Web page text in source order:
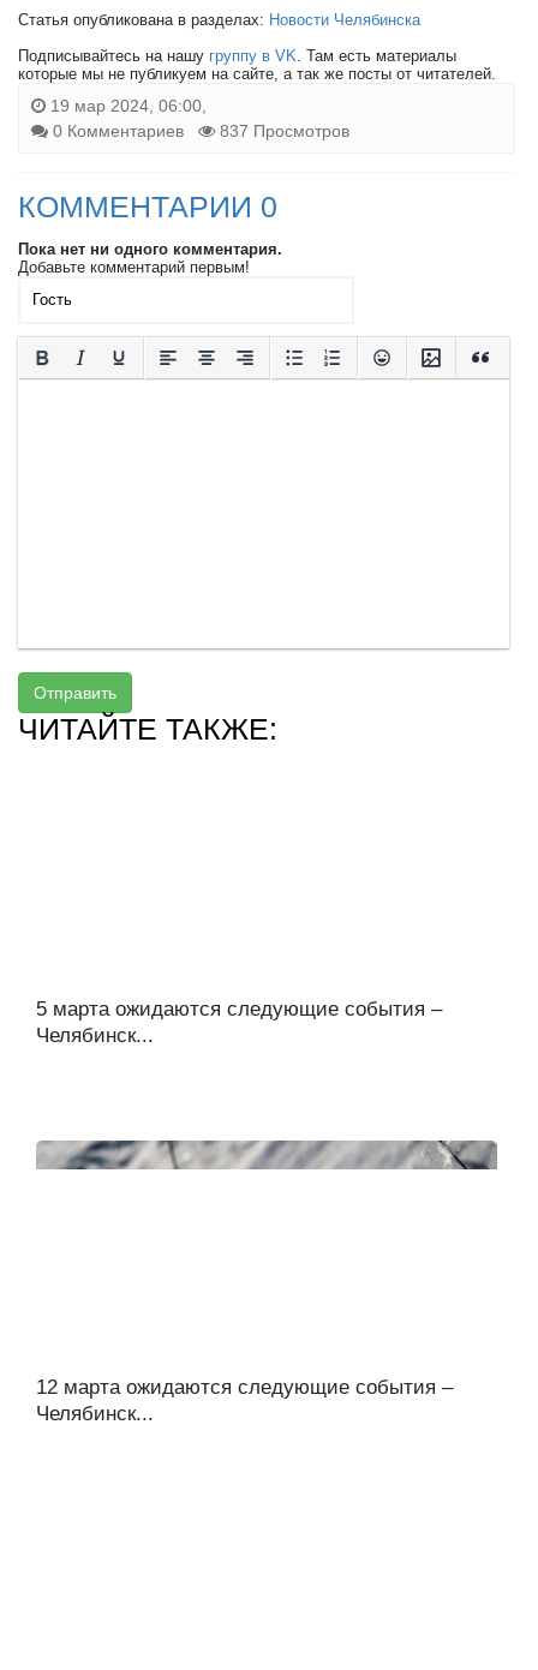
Статья опубликована в разделах: Новости Челябинска
Подписывайтесь на нашу группу в VK . Там есть материалы
которые мы не публикуем на сайте, а так же посты от читателей.
19 мар 2024, 06:00,
0 Комментариев
837 Просмотров
КОММЕНТАРИИ 0
Пока нет ни одного комментария.
Добавьте комментарий первым!
Отправить
ЧИТАЙТЕ ТАКЖЕ:
5 марта ожидаются следующие события –
Челябинск...
12 марта ожидаются следующие события –
Челябинск...